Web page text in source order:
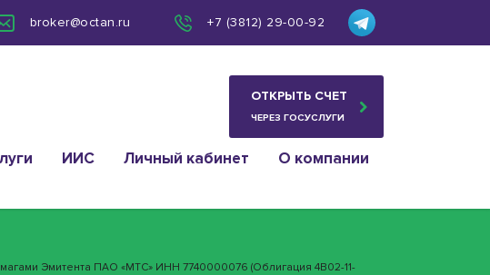
broker@octan.ru +7 (3812) 29-00-92
ОТКРЫТЬ СЧЕТ
ЧЕРЕЗ ГОСУСЛУГИ
ИИС Личный кабинет О компании
Эмитента ПАО «МТС» ИНН 7740000076 (облигация 4B02-11-